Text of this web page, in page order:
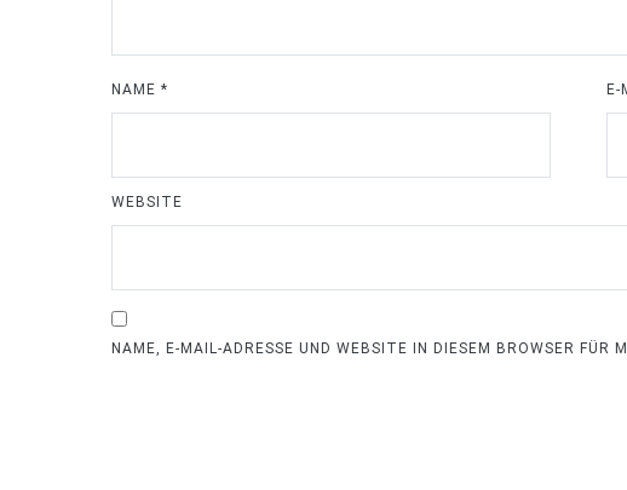
NAME * E-
WEBSITE
NAME, E-MAIL-ADRESSE UND WEBSITE IN DIESEM BROWSER FÜR